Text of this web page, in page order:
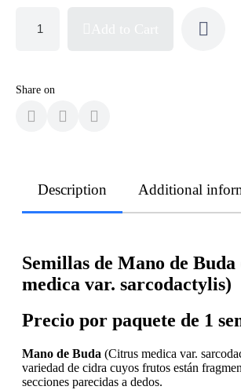
Share on
Description Additional
Semillas de Mano de
medica var. sarcodactylis)
Precio por paquete de 1
Mano de Buda (Citrus medica var.
variedad de cidra cuyos frutos están
secciones parecidas a dedos.